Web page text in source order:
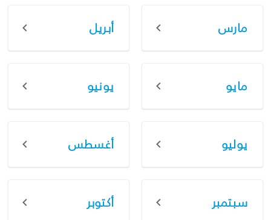
مارس أبريل
مايو يونيو
يوليو أغسطس
سبتمبر أكتوبر